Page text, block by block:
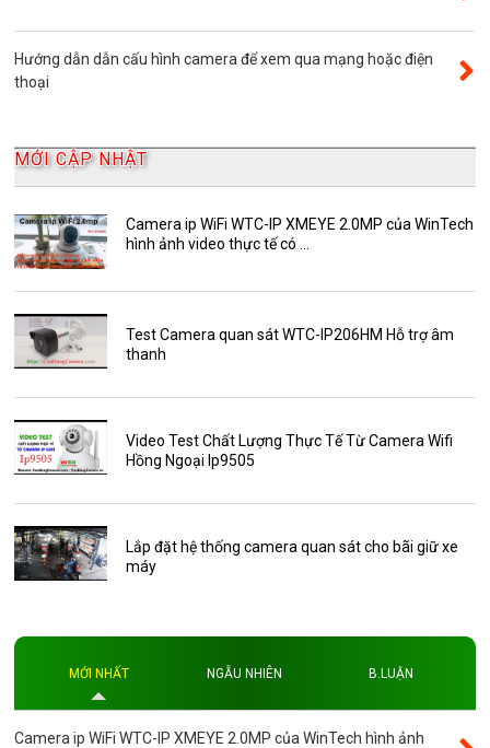
YooSee
AKwell
Bảng Báo Giá AKwell
Bộ Camera Quan sát
Camera Zoom
HDParagon
Phụ Kiện Điện Thoại AKwell
Pin Sạc dự phòng AKwell
Thông báo
Thẻ nhớ 16GB
Thẻ nhớ 32GB
Thẻ nhớ 64GB
Thẻ nhớ AKwell
Thủ thuật
Độ phân giải
Độ phân giải 4MP
Hướng dẫn dẫn cấu hình camera để xem qua mạng hoặc điện
thoại
MỚI CẬP NHẬT
Camera ip WiFi WTC-IP XMEYE 2.0MP của WinTech
hình ảnh video thực tế có ...
Test Camera quan sát WTC-IP206HM Hỗ trợ âm
thanh
Video Test Chất Lượng Thực Tế Từ Camera Wifi
Hồng Ngoại Ip9505
Lắp đặt hệ thống camera quan sát cho bãi giữ xe
máy
MỚI NHẤT NGẪU NHIÊN B.LUẬN
Camera ip WiFi WTC-IP XMEYE 2.0MP của WinTech hình ảnh